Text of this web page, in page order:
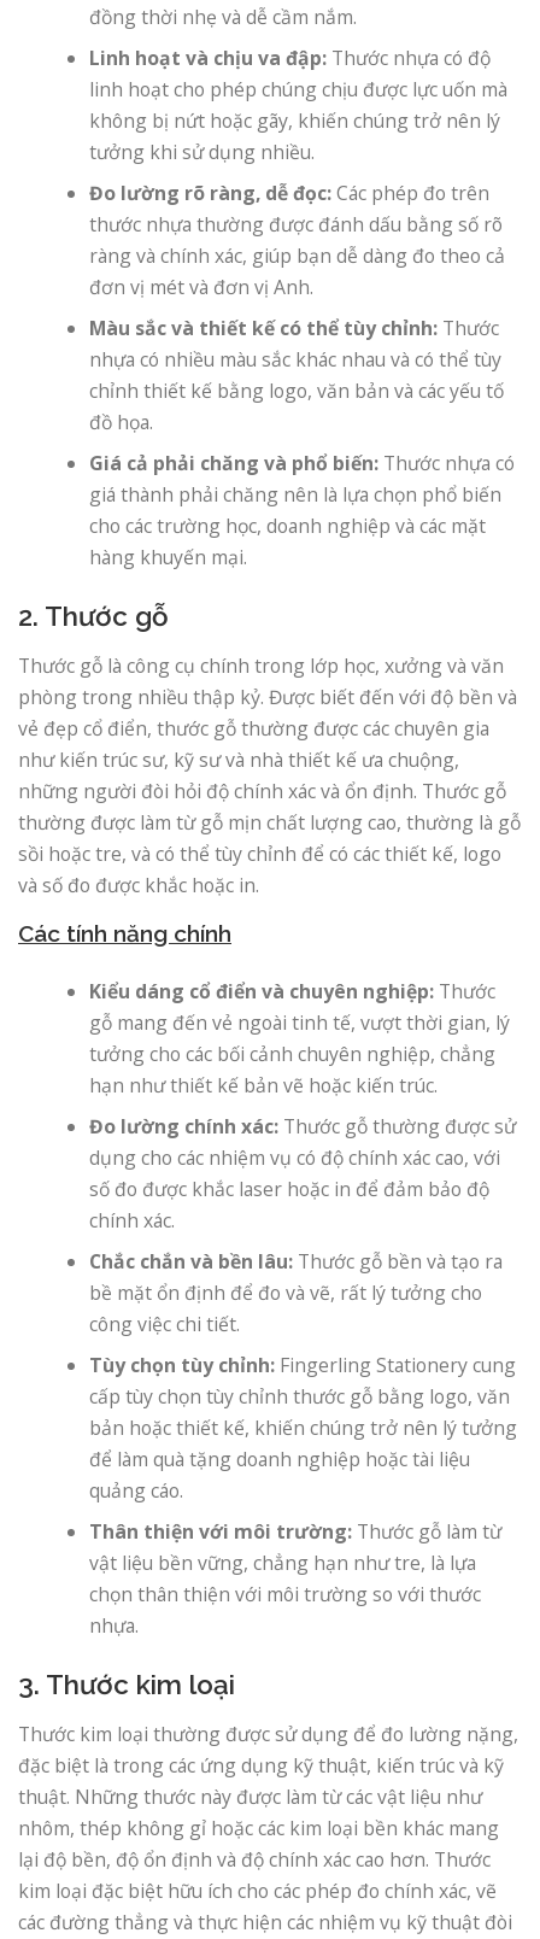
đồng thời nhẹ và dễ cầm nắm.
Linh hoạt và chịu va đập: Thước nhựa có độ
linh hoạt cho phép chúng chịu được lực uốn mà
không bị nứt hoặc gãy, khiến chúng trở nên lý
tưởng khi sử dụng nhiều.
Đo lường rõ ràng, dễ đọc:Các phép đo trên
thước nhựa thường được đánh dấu bằng số rõ
ràng và chính xác, giúp bạn dễ dàng đo theo cả
đơn vị mét và đơn vị Anh.
Màu sắc và thiết kế có thể tùy chỉnh: Thước
nhựa có nhiều màu sắc khác nhau và có thể tùy
chỉnh thiết kế bằng logo, văn bản và các yếu tố
đồ họa.
Giá cả phải chăng và phổ biến: Thước nhựa có
giá thành phải chăng nên là lựa chọn phổ biến
cho các trường học, doanh nghiệp và các mặt
hàng khuyến mại.
2. Thước gỗ
Thước gỗ là công cụ chính trong lớp học, xưởng và văn
phòng trong nhiều thập kỷ. Được biết đến với độ bền và
vẻ đẹp cổ điển, thước gỗ thường được các chuyên gia
như kiến ​​trúc sư, kỹ sư và nhà thiết kế ưa chuộng,
những người đòi hỏi độ chính xác và ổn định. Thước gỗ
thường được làm từ gỗ mịn chất lượng cao, thường là gỗ
sồi hoặc tre, và có thể tùy chỉnh để có các thiết kế, logo
và số đo được khắc hoặc in.
Các tính năng chính
Kiểu dáng cổ điển và chuyên nghiệp: Thước
gỗ mang đến vẻ ngoài tinh tế, vượt thời gian, lý
tưởng cho các bối cảnh chuyên nghiệp, chẳng
hạn như thiết kế bản vẽ hoặc kiến ​​trúc.
Đo lường chính xác: Thước gỗ thường được sử
dụng cho các nhiệm vụ có độ chính xác cao, với
số đo được khắc laser hoặc in để đảm bảo độ
chính xác.
Chắc chắn và bền lâu: Thước gỗ bền và tạo ra
bề mặt ổn định để đo và vẽ, rất lý tưởng cho
công việc chi tiết.
Tùy chọn tùy chỉnh: Fingerling Stationery cung
cấp tùy chọn tùy chỉnh thước gỗ bằng logo, văn
bản hoặc thiết kế, khiến chúng trở nên lý tưởng
để làm quà tặng doanh nghiệp hoặc tài liệu
quảng cáo.
Thân thiện với môi trường: Thước gỗ làm từ
vật liệu bền vững, chẳng hạn như tre, là lựa
chọn thân thiện với môi trường so với thước
nhựa.
3. Thước kim loại
Thước kim loại thường được sử dụng để đo lường nặng,
đặc biệt là trong các ứng dụng kỹ thuật, kiến ​​trúc và kỹ
thuật. Những thước này được làm từ các vật liệu như
nhôm, thép không gỉ hoặc các kim loại bền khác mang
lại độ bền, độ ổn định và độ chính xác cao hơn. Thước
kim loại đặc biệt hữu ích cho các phép đo chính xác, vẽ
các đường thẳng và thực hiện các nhiệm vụ kỹ thuật đòi